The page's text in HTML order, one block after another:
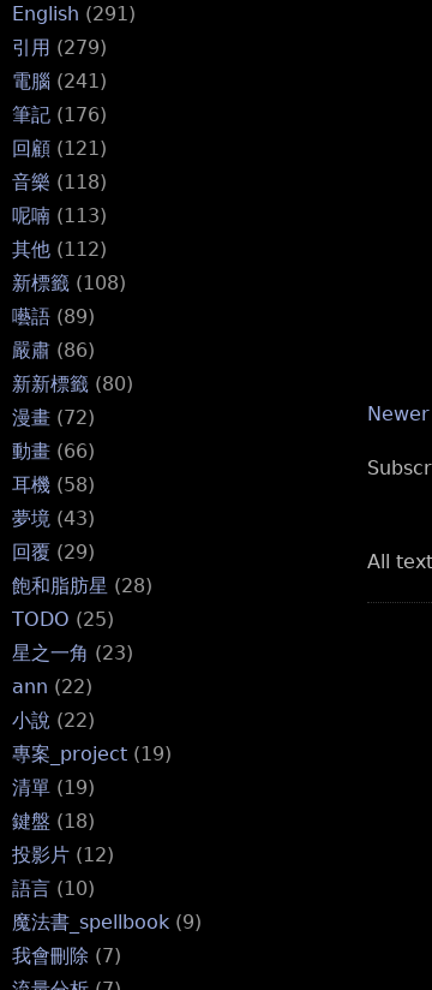
English (291)
引用 (279)
電腦 (241)
筆記 (176)
回顧 (121)
音樂 (118)
呢喃 (113)
其他 (112)
新標籤 (108)
囈語 (89)
嚴肅 (86)
新新標籤 (80)
漫畫 (72)
動畫 (66)
耳機 (58)
夢境 (43)
回覆 (29)
飽和脂肪星 (28)
TODO (25)
星之一角 (23)
ann (22)
小說 (22)
專案_project (19)
清單 (19)
鍵盤 (18)
投影片 (12)
語言 (10)
魔法書_spellbook (9)
我會刪除 (7)
All